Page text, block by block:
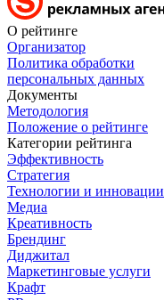
О рейтинге
Организатор
Политика обработки
персональных данных
Документы
Методология
Положение о рейтинге
Категории рейтинга
Эффективность
Стратегия
Технологии и инновации
Медиа
Креативность
Брендинг
Диджитал
Маркетинговые услуги
Крафт